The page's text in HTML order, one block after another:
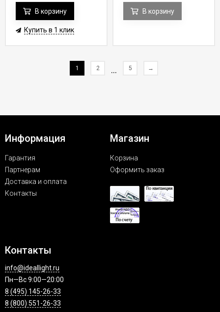
В корзину
Купить в 1 клик
В корзину
1 2 ... 5 →
Информация
Гарантия
Партнерам
Доставка и оплата
Контакты
Магазин
Корзина
Оформить заказ
Контакты
info@ideallight.ru
Пн—Вс 9:00—20:00
8 (495) 145-26-33
8 (800) 551-26-33